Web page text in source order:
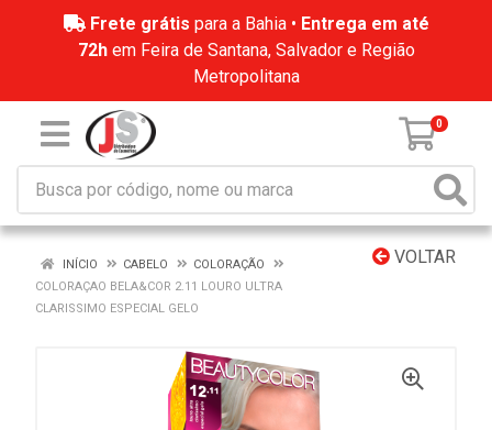
Frete grátis para a Bahia • Entrega em até
72hem Feira de Santana, Salvador e Região
Metropolitana
0
VOLTAR
INÍCIO CABELO
COLORAÇÃO
COLORAÇAO BELA&COR 2.11 LOURO ULTRA
CLARISSIMO ESPECIAL GELO